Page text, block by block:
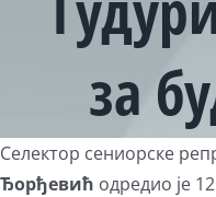
за
View
Larger
Селектор сениорске
Ђорђевић одредио је